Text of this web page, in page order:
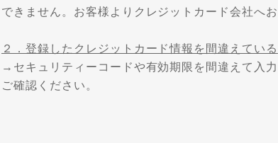
できません。お客様よりクレジットカード会社へ
２．登録したクレジットカード情報を間違えている
→セキュリティーコードや有効期限を間違えて入
ご確認ください。